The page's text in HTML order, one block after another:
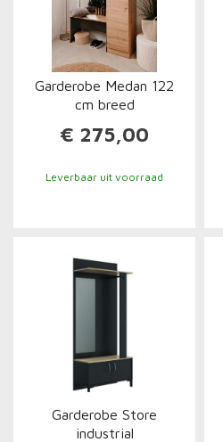
Garderobe Medan 122
cm breed
€ 275,00
Leverbaar uit voorraad
Garderobe Store
industrial